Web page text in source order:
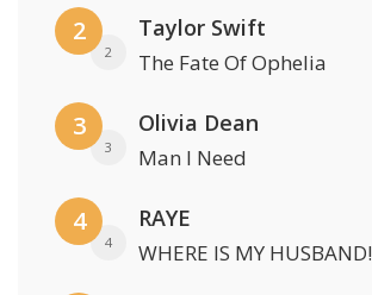
2
2
Taylor Swift
The Fate Of Ophelia
3
3
Olivia Dean
Man I Need
4
4
RAYE
WHERE IS MY HUSBAND!